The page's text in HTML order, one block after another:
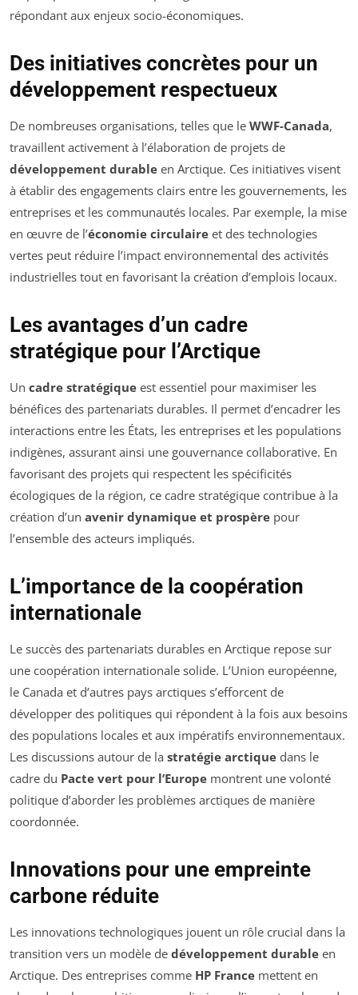
répondant aux enjeux socio-économiques.
Des initiatives concrètes pour un
développement respectueux
De nombreuses organisations, telles que le WWF-Canada,
travaillent activement à l’élaboration de projets de
développement durable en Arctique. Ces initiatives visent
à établir des engagements clairs entre les gouvernements, les
entreprises et les communautés locales. Par exemple, la mise
en œuvre de l’économie circulaire et des technologies
vertes peut réduire l’impact environnemental des activités
industrielles tout en favorisant la création d’emplois locaux.
Les avantages d’un cadre
stratégique pour l’Arctique
Un cadre stratégique est essentiel pour maximiser les
bénéfices des partenariats durables. Il permet d’encadrer les
interactions entre les États, les entreprises et les populations
indigènes, assurant ainsi une gouvernance collaborative. En
favorisant des projets qui respectent les spécificités
écologiques de la région, ce cadre stratégique contribue à la
création d’un avenir dynamique et prospère pour
l’ensemble des acteurs impliqués.
L’importance de la coopération
internationale
Le succès des partenariats durables en Arctique repose sur
une coopération internationale solide. L’Union européenne,
le Canada et d’autres pays arctiques s’efforcent de
développer des politiques qui répondent à la fois aux besoins
des populations locales et aux impératifs environnementaux.
Les discussions autour de la stratégie arctique dans le
cadre du Pacte vert pour l’Europe montrent une volonté
politique d’aborder les problèmes arctiques de manière
coordonnée.
Innovations pour une empreinte
carbone réduite
Les innovations technologiques jouent un rôle crucial dans la
transition vers un modèle de développement durable en
Arctique. Des entreprises comme HP France mettent en